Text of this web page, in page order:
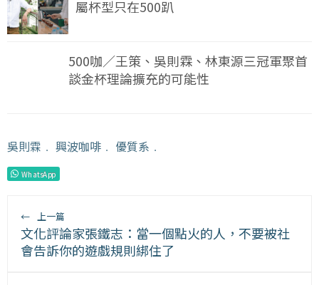
屬杯型只在500趴
500咖／王策、吳則霖、林東源三冠軍聚首
談金杯理論擴充的可能性
吳則霖 ﹒ 興波咖啡 ﹒ 優質系 ﹒
WhatsApp
← 上一篇
文化評論家張鐵志：當一個點火的人，不要被社
會告訴你的遊戲規則綁住了